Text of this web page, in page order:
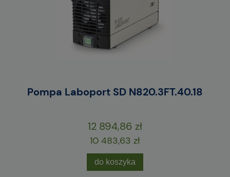
Pompa Laboport SD N820.3FT.40.18
12 894,86 zł
10 483,63 zł
do koszyka